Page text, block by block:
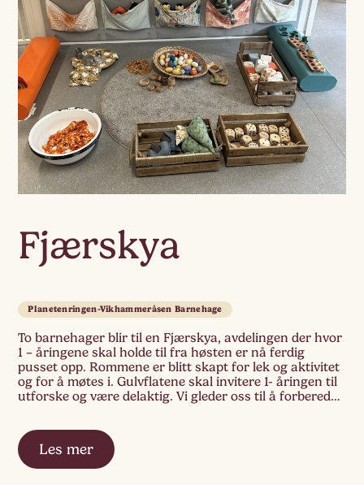
Fjærskya
Planetenringen-Vikhammeråsen Barnehage
To barnehager blir til en Fjærskya, avdelingen der hvor
1 – åringene skal holde til fra høsten er nå ferdig
pusset opp. Rommene er blitt skapt for lek og aktivitet
og for å møtes i. Gulvflatene skal invitere 1- åringen til
utforske og være delaktig. Vi gleder oss til å forberede
Les mer